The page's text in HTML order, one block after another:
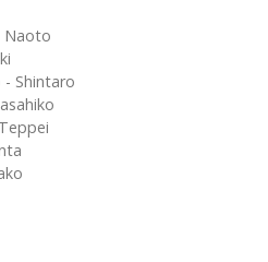
Naoto
- Shintaro